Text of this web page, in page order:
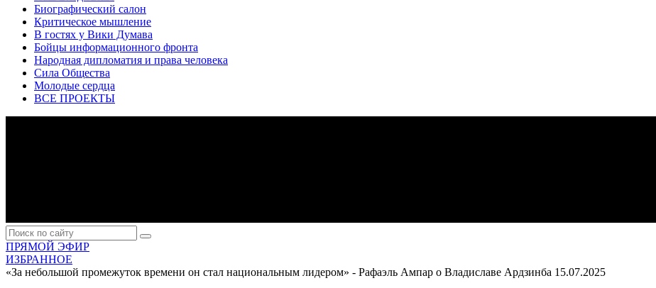
Биографический салон
Критическое мышление
В гостях у Вики Думава
Бойцы информационного фронта
Народная дипломатия и права человека
Сила Общества
Молодые сердца
ВСЕ ПРОЕКТЫ
ПРЯМОЙ ЭФИР
ИЗБРАННОЕ
«За небольшой промежуток времени он стал национальным лидером» - Рафаэль Ампар о Владиславе Ардзинба 15.07.2025